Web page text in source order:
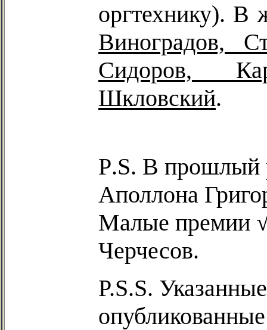
оргтехнику). В
Виноградов,
Сидоров,
Шкловский.
Р.S. В прошлый
Аполлона
Малые премии
Черчесов.
P.S.S.